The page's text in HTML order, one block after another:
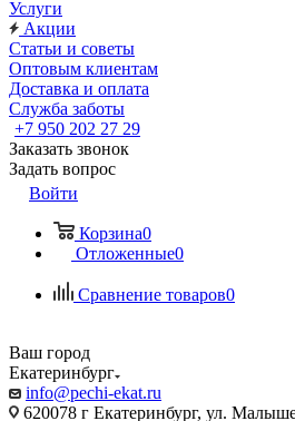
Услуги
Акции
Статьи и советы
Оптовым клиентам
Доставка и оплата
Служба заботы
+7 950 202 27 29
Заказать звонок
Задать вопрос
Войти
Корзина0
Отложенные0
Сравнение товаров0
Ваш город
Екатеринбург
info@pechi-ekat.ru
620078 г Екатеринбург, ул.